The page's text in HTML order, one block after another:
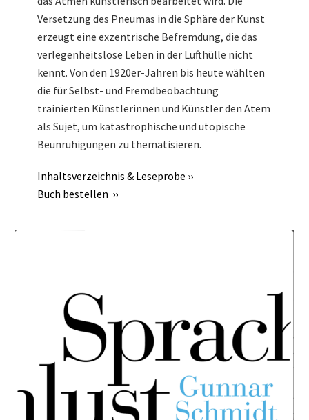
Versetzung des Pneumas in die Sphäre der Kunst
erzeugt eine exzentrische Befremdung, die das
verlegenheitslose Leben in der Lufthülle nicht
kennt. Von den 1920er-Jahren bis heute wählten
die für Selbst- und Fremdbeobachtung
trainierten Künstlerinnen und Künstler den Atem
als Sujet, um katastrophische und utopische
Beunruhigungen zu thematisieren.
Inhaltsverzeichnis & Leseprobe ››
Buch bestellen ››